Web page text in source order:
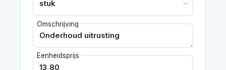
Omschrijving
Eenheidsprijs